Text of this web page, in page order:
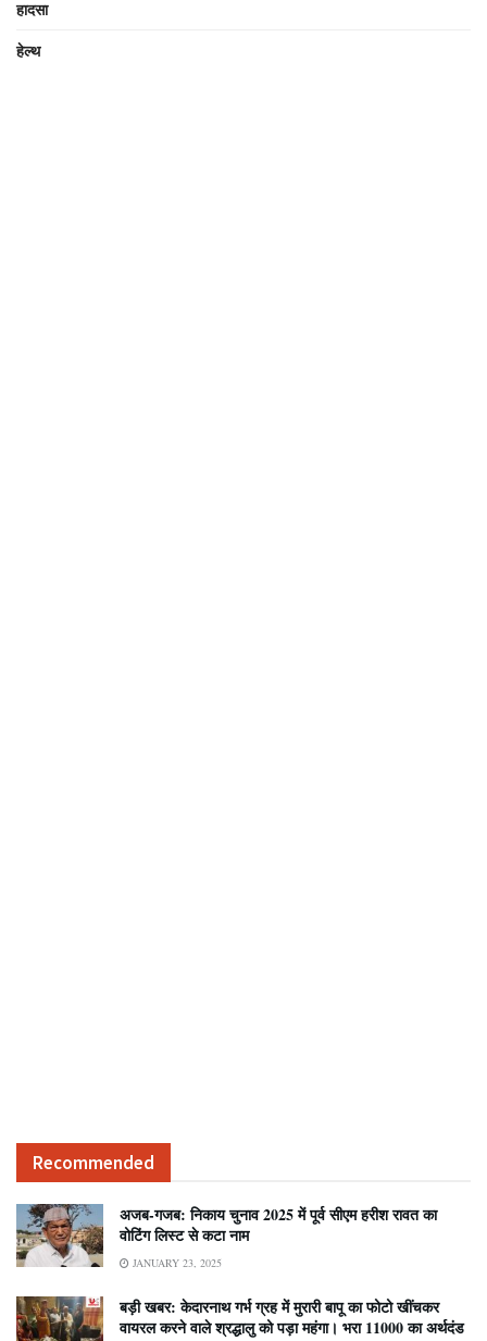
हादसा
हेल्थ
Recommended
अजब-गजब: निकाय चुनाव 2025 में पूर्व सीएम हरीश रावत का
वोटिंग लिस्ट से कटा नाम
JANUARY 23, 2025
बड़ी खबर: केदारनाथ गर्भ ग्रह में मुरारी बापू का फोटो खींचकर
वायरल करने वाले श्रद्धालु को पड़ा महंगा। भरा 11000 का अर्थदंड